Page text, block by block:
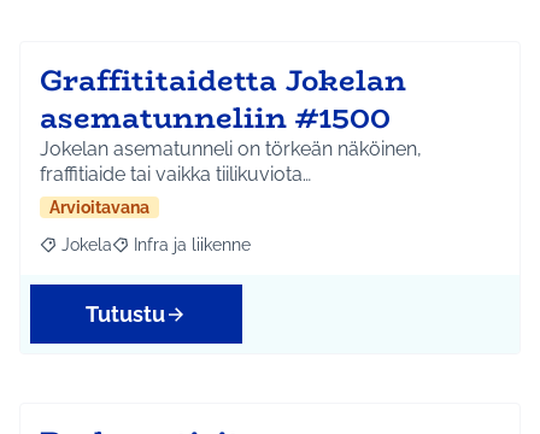
Graffititaidetta Jokelan
asematunneliin #1500
Jokelan asematunneli on törkeän näköinen,
fraffitiaide tai vaikka tiilikuviota…
Arvioitavana
Rajaa tulokset aihepiirin mukaan: Jokela
Jokela Rajaa tulokset teeman mukaan: Infra ja liikenne
Infra ja liikenne
Tutustu